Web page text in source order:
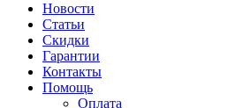
Новости
Статьи
Скидки
Гарантии
Контакты
Помощь
Оплата